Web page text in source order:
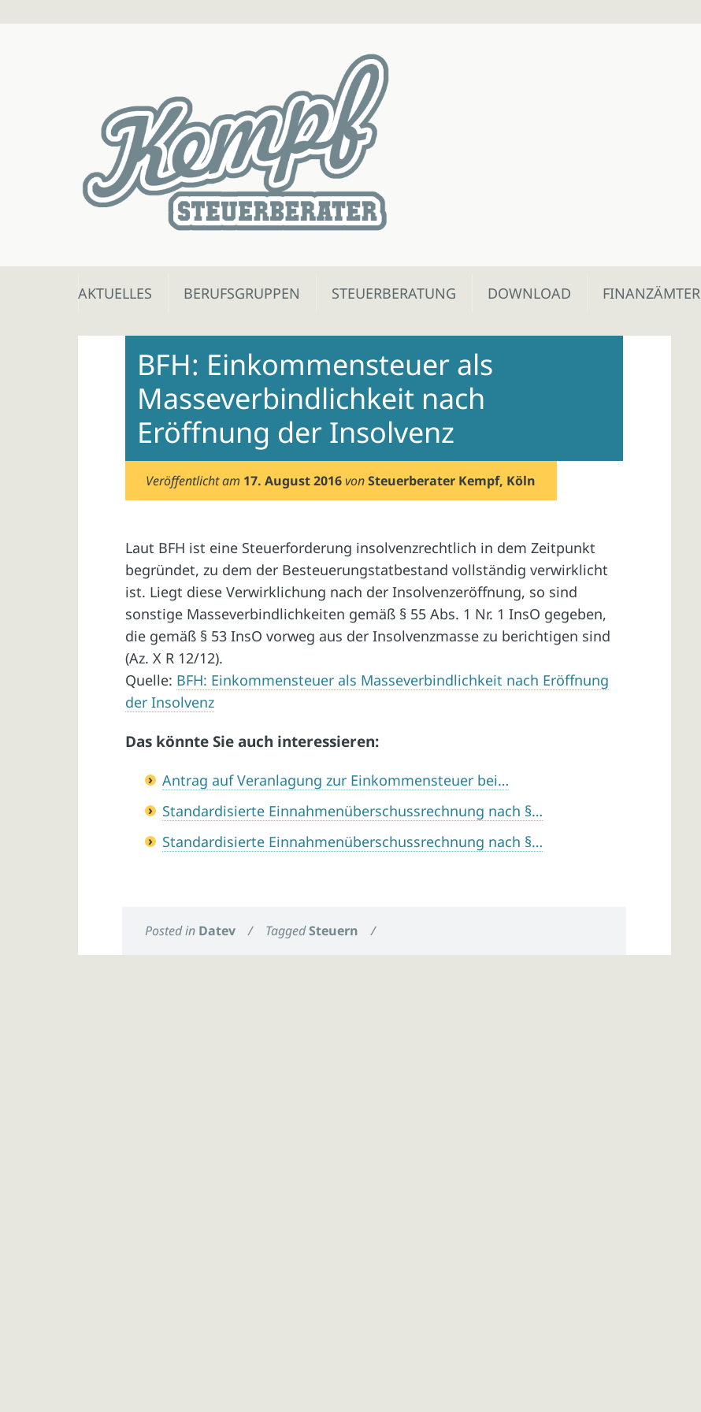
Skip
AKTUELLES BERUFSGRUPPEN STEUERBERATUNG DOWNLOAD FINANZÄMTER
BFH: Einkommensteuer als
Masseverbindlichkeit nach
Eröffnung der Insolvenz
Veröffentlicht am 17. August 2016 vonSteuerberater Kempf, Köln
Laut BFH ist eine Steuerforderung insolvenzrechtlich in dem Zeitpunkt
begründet, zu dem der Besteuerungstatbestand vollständig verwirklicht
ist. Liegt diese Verwirklichung nach der Insolvenzeröffnung, so sind
sonstige Masseverbindlichkeiten gemäß § 55 Abs. 1 Nr. 1 InsO gegeben,
die gemäß § 53 InsO vorweg aus der Insolvenzmasse zu berichtigen sind
(Az. X R 12/12).
Quelle: BFH: Einkommensteuer als Masseverbindlichkeit nach Eröffnung
der Insolvenz
Das könnte Sie auch interessieren:
Antrag auf Veranlagung zur Einkommensteuer bei…
Standardisierte Einnahmenüberschussrechnung nach §…
Standardisierte Einnahmenüberschussrechnung nach §…
Posted in Datev / TaggedSteuern /